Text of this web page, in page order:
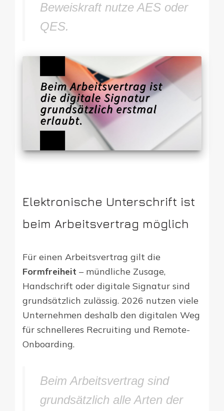
Beweiskraft nutze AES oder
QES.
Elektronische Unterschrift ist
beim Arbeitsvertrag möglich
Für einen Arbeitsvertrag gilt die
Formfreiheit – mündliche Zusage,
Handschrift oder digitale Signatur sind
grundsätzlich zulässig. 2026 nutzen viele
Unternehmen deshalb den digitalen Weg
für schnelleres Recruiting und Remote-
Onboarding.
Beim Arbeitsvertrag sind
grundsätzlich alle Arten der